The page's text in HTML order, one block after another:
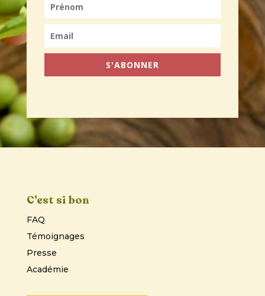
S'ABONNER
C’est si bon
FAQ
Témoignages
Presse
Académie